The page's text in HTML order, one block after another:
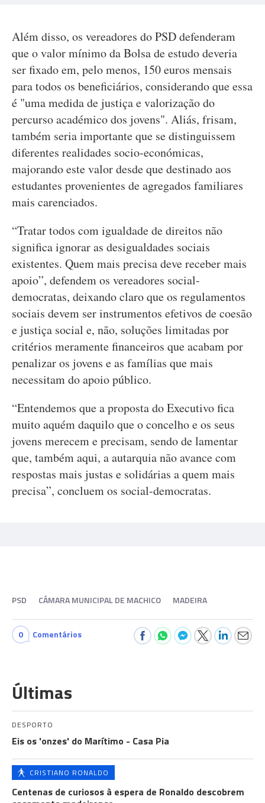
Além disso, os vereadores do PSD defenderam
que o valor mínimo da Bolsa de estudo deveria
ser fixado em, pelo menos, 150 euros mensais
para todos os beneficiários, considerando que essa
é "uma medida de justiça e valorização do
percurso académico dos jovens". Aliás, frisam,
também seria importante que se distinguissem
diferentes realidades socio-económicas,
majorando este valor desde que destinado aos
estudantes provenientes de agregados familiares
mais carenciados.
“Tratar todos com igualdade de direitos não
significa ignorar as desigualdades sociais
existentes. Quem mais precisa deve receber mais
apoio”, defendem os vereadores social-
democratas, deixando claro que os regulamentos
sociais devem ser instrumentos efetivos de coesão
e justiça social e, não, soluções limitadas por
critérios meramente financeiros que acabam por
penalizar os jovens e as famílias que mais
necessitam do apoio público.
“Entendemos que a proposta do Executivo fica
muito aquém daquilo que o concelho e os seus
jovens merecem e precisam, sendo de lamentar
que, também aqui, a autarquia não avance com
respostas mais justas e solidárias a quem mais
precisa”, concluem os social-democratas.
PSD CÂMARA MUNICIPAL DE MACHICO MADEIRA
0 Comentários
Últimas
DESPORTO
Eis os 'onzes' do Marítimo - Casa Pia
CRISTIANO RONALDO
Centenas de curiosos à espera de Ronaldo descobrem